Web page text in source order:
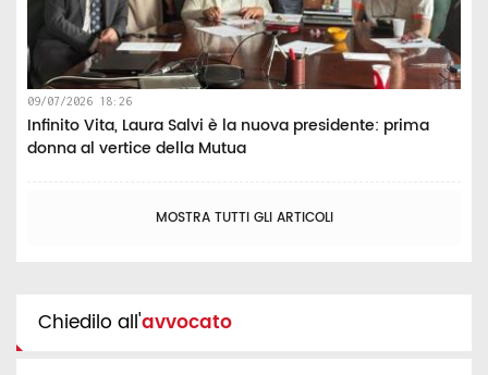
09/07/2026 18:26
Infinito Vita, Laura Salvi è la nuova presidente: prima
donna al vertice della Mutua
MOSTRA TUTTI GLI ARTICOLI
Chiedilo all'avvocato